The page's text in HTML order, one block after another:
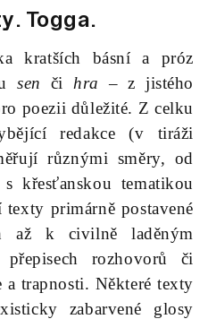
. Togga.
kratších básní a próz
sen či hra – z jistého
poezii důležité. Z celku
redakce (v tiráži
různými směry, od
křesťanskou tematikou
primárně postavené
až k civilně laděným
rozhovorů či
trapnosti. Některé texty
zabarvené glosy